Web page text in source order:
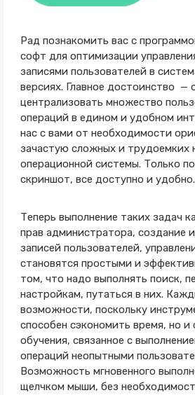
Рад познакомить вас с
софт для оптимизации
записями пользователей в
версиях. Главное достоинство —
централизовать множество
операций в едином и удобном
нас с вами от необходимости
зачастую сложных и трудоемких
операционной системы. Только
скриншот, все доступно и удобно.
Теперь выполнение таких задач
прав администратора, создание
записей пользователей,
становятся простыми и
том, что надо выполнять поиск,
настройкам, путаться в них.
возможности, поскольку
способен сэкономить время, но и
обучения, связанное с
операций неопытными
Возможность мгновенного
щелчком мыши, без